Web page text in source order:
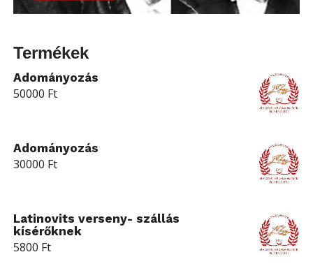
Termékek
Adományozás
50000 Ft
Adományozás
30000 Ft
Latinovits verseny- szállás
kísérőknek
5800 Ft